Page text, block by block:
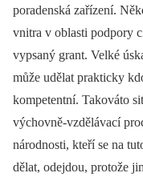
poradenská zařízení.
vnitra v oblasti podpory
vypsaný grant. Velké
může udělat prakticky
kompetentní. Takováto
výchovně-vzdělávací
národnosti, kteří se na
dělat, odejdou, protože